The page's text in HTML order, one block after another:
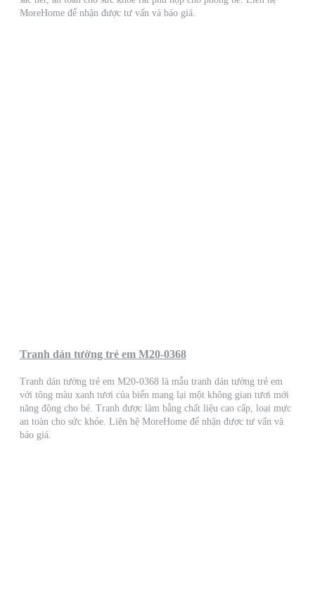
MoreHome để nhận được tư vấn và báo giá.
Tranh dán tường trẻ em M20-0368
Tranh dán tường trẻ em M20-0368 là mẫu tranh dán tường trẻ em
với tông màu xanh tươi của biển mang lại một không gian tươi mới
năng động cho bé. Tranh được làm bằng chất liệu cao cấp, loại mực
an toàn cho sức khỏe. Liên hệ MoreHome để nhận được tư vấn và
báo giá.